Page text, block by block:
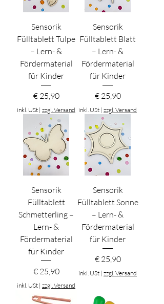
Sensorik
Fülltablett Tulpe
– Lern- &
Fördermaterial
für Kinder
Preis
€ 25,90
inkl. USt | zzgl. Versand
Sensorik
Fülltablett Blatt
– Lern- &
Fördermaterial
für Kinder
Preis
€ 25,90
inkl. USt | zzgl. Versand
Sensorik
Fülltablett
Schmetterling –
Lern- &
Fördermaterial
für Kinder
Preis
€ 25,90
inkl. USt | zzgl. Versand
Sensorik
Fülltablett Sonne
– Lern- &
Fördermaterial
für Kinder
Preis
€ 25,90
inkl. USt | zzgl. Versand